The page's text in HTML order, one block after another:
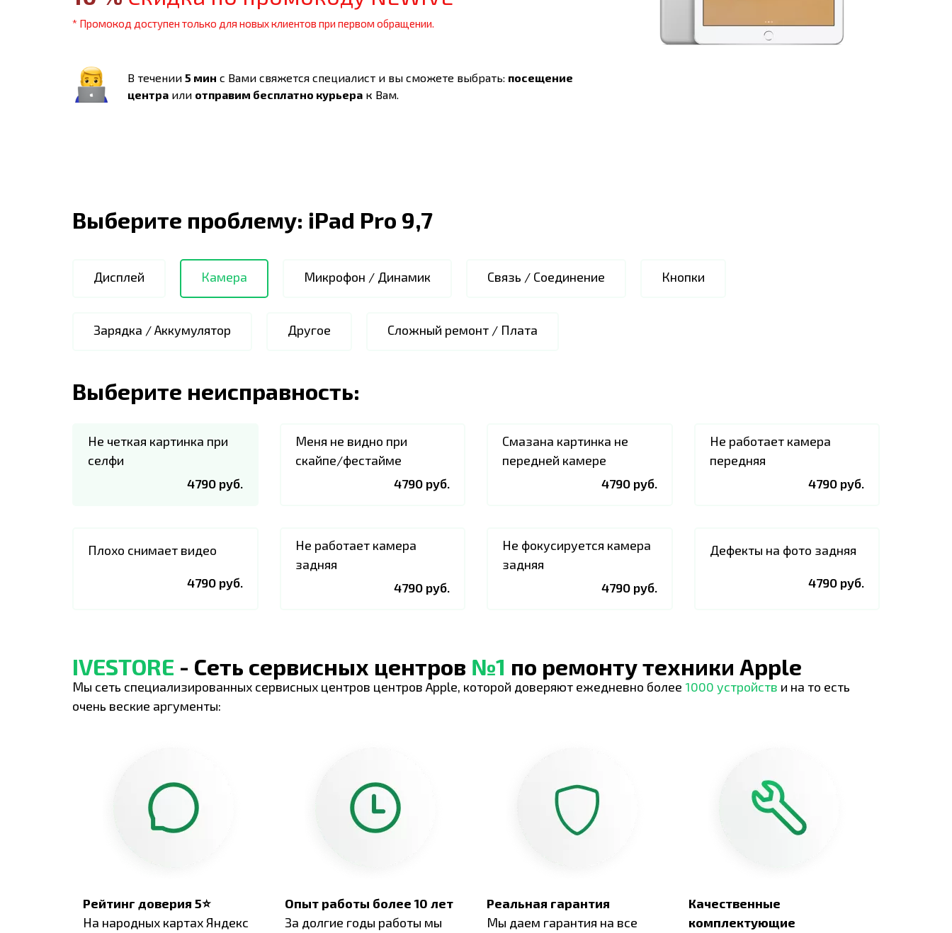
* Промокод доступен только для новых клиентов при первом обращении.
В течении 5 мин с Вами свяжется специалист и вы сможете выбрать: посещение
центра или отправим бесплатно курьера к Вам.
Выберите проблему: iPad Pro 9,7
Дисплей Камера Микрофон / Динамик Связь / Соединение Кнопки
Зарядка / Аккумулятор Другое Сложный ремонт / Плата
Выберите неисправность:
Не четкая картинка при
селфи
4790 руб.
Меня не видно при
скайпе/фестайме
4790 руб.
Смазана картинка не
передней камере
4790 руб.
Не работает камера
передняя
4790 руб.
Плохо снимает видео
4790 руб.
Не работает камера
задняя
4790 руб.
Не фокусируется камера
задняя
4790 руб.
Дефекты на фото задняя
4790 руб.
IVESTORE - Сеть сервисных центров №1 по ремонту техники Apple
Мы сеть специализированных сервисных центров центров Apple, которой доверяют ежедневно более 1000 устройств и на то есть
очень веские аргументы:
Рейтинг доверия 5⭐
На народных картах Яндекс
Опыт работы более 10 лет
За долгие годы работы мы
Реальная гарантия
Мы даем гарантия на все
Качественные
комплектующие